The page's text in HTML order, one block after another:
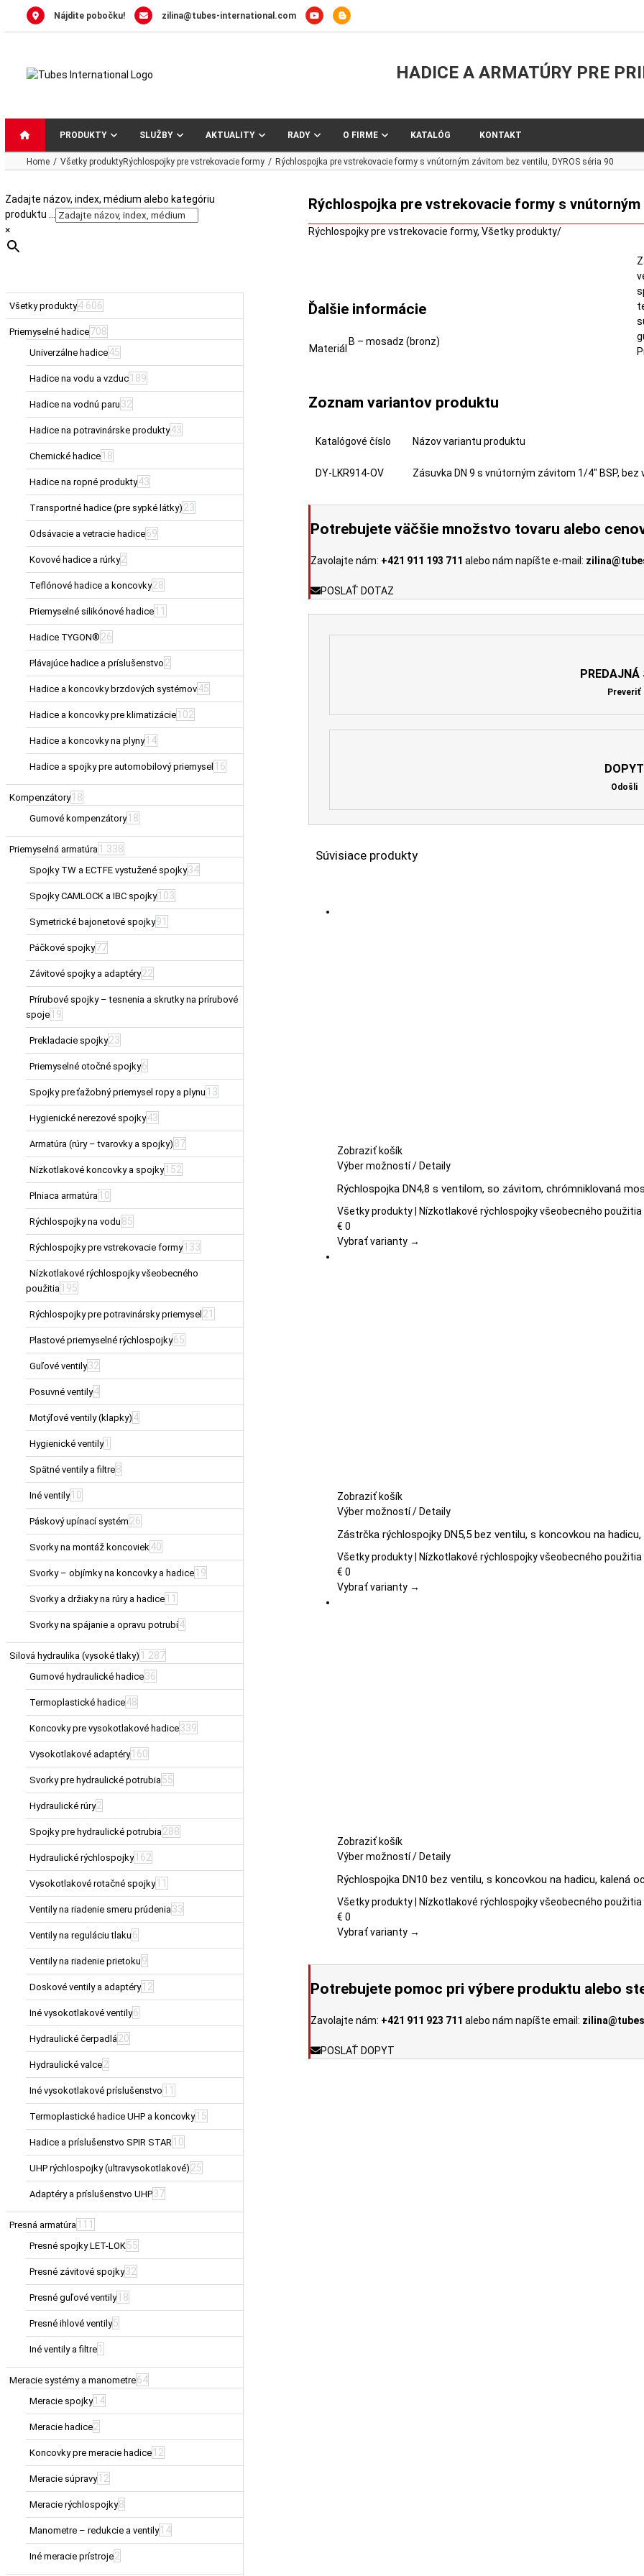
Nájdite pobočku! zilina@tubes-international.com
HADICE A ARMATÚRY PRE
PRODUKTY SLUŽBY AKTUALITY RADY O FIRME KATALÓG KONTAKT
Home Všetky produktyRýchlospojky pre vstrekovacie formy Rýchlospojka pre vstrekovacie formy s vnútorným závitom bez ventilu, DYROS séria 90
Rýchlospojka pre vstrekovacie formy s vnútorným
Rýchlospojky pre vstrekovacie formy,Všetky produkty/
Ďalšie informácie
Materiál
B – mosadz (bronz)
Zoznam variantov produktu
Katalógové číslo Názov variantu produktu
DY-LKR914-OV Zásuvka DN 9 s vnútorným závitom 1/4" BSP, bez
Potrebujete väčšie množstvo tovaru alebo
Zavolajte nám: +421 911 193 711 alebo nám napíšte e-mail:
POSLAŤ DOTAZ
PREDAJNÁ
Preveriť
DOPYT
Odošli
Súvisiace produkty
Zobraziť košík
Výber možností Tento
má
viacero
Možnosti
/ Detaily
Rýchlospojka DN4,8 s ventilom, so závitom, chrómniklovaná
Všetky produkty | Nízkotlakové rýchlospojky všeobecného použitia
€ 0
Vybrať varianty →
Zobraziť košík
Výber možností Tento
má
viacero
Možnosti
/Detaily
Zástrčka rýchlospojky DN5,5 bez ventilu, s koncovkou na
Všetky produkty | Nízkotlakové rýchlospojky všeobecného použitia
€ 0
Vybrať varianty →
Zobraziť košík
Výber možností Tento
má
viacero
Možnosti
na
produktu.
/ Detaily
Rýchlospojka DN10 bez ventilu, s koncovkou na hadicu, kalená
Všetky produkty | Nízkotlakové rýchlospojky všeobecného použitia
€ 0
Vybrať varianty →
Potrebujete pomoc pri výbere produktu alebo
Zavolajte nám: +421 911 923 711 alebo nám napíšte email:
POSLAŤ DOPYT
Zadajte názov, index, médium alebo kategóriu
produktu …
×
Všetky produkty4 606
Priemyselné hadice708
Univerzálne hadice45
Hadice na vodu a vzduc 189
Hadice na vodnú paru 32
Hadice na potravinárske produkty43
Chemické hadice 18
Hadice na ropné produkty43
Transportné hadice (pre sypké látky) 23
Odsávacie a vetracie hadice69
Kovové hadice a rúrky2
Teflónové hadice a koncovky28
Priemyselné silikónové hadice 11
Hadice TYGON® 26
Plávajúce hadice a príslušenstvo 2
Hadice a koncovky brzdových systémov45
Hadice a koncovky pre klimatizácie 102
Hadice a koncovky na plyny 14
Hadice a spojky pre automobilový priemysel 16
Kompenzátory 18
Gumové kompenzátory 18
Priemyselná armatúra 1 338
Spojky TW a ECTFE vystužené spojky34
Spojky CAMLOCK a IBC spojky 103
Symetrické bajonetové spojky91
Páčkové spojky77
Závitové spojky a adaptéry22
Prírubové spojky – tesnenia a skrutky na prírubové
spoje 19
Prekladacie spojky23
Priemyselné otočné spojky6
Spojky pre ťažobný priemysel ropy a plynu 13
Hygienické nerezové spojky43
Armatúra (rúry – tvarovky a spojky) 87
Nízkotlakové koncovky a spojky 152
Plniaca armatúra 10
Rýchlospojky na vodu 85
Rýchlospojky pre vstrekovacie formy 133
Nízkotlakové rýchlospojky všeobecného
použitia 195
Rýchlospojky pre potravinársky priemysel 21
Plastové priemyselné rýchlospojky65
Guľové ventily32
Posuvné ventily4
Motýľové ventily (klapky) 4
Hygienické ventily 1
Spätné ventily a filtre8
Iné ventily 10
Páskový upínací systém 26
Svorky na montáž koncoviek 40
Svorky – objímky na koncovky a hadice 19
Svorky a držiaky na rúry a hadice 11
Svorky na spájanie a opravu potrubí4
Silová hydraulika (vysoké tlaky) 1 287
Gumové hydraulické hadice36
Termoplastické hadice48
Koncovky pre vysokotlakové hadice339
Vysokotlakové adaptéry 160
Svorky pre hydraulické potrubia 55
Hydraulické rúry2
Spojky pre hydraulické potrubia 288
Hydraulické rýchlospojky 162
Vysokotlakové rotačné spojky 11
Ventily na riadenie smeru prúdenia 33
Ventily na reguláciu tlaku 6
Ventily na riadenie prietoku 9
Doskové ventily a adaptéry 12
Iné vysokotlakové ventily6
Hydraulické čerpadlá 20
Hydraulické valce2
Iné vysokotlakové príslušenstvo 11
Termoplastické hadice UHP a koncovky 15
Hadice a príslušenstvo SPIR STAR 10
UHP rýchlospojky (ultravysokotlakové) 25
Adaptéry a príslušenstvo UHP37
Presná armatúra 111
Presné spojky LET-LOK55
Presné závitové spojky32
Presné guľové ventily 18
Presné ihlové ventily5
Iné ventily a filtre 1
Meracie systémy a manometre64
Meracie spojky 14
Meracie hadice2
Koncovky pre meracie hadice 12
Meracie súpravy 12
Meracie rýchlospojky8
Manometre – redukcie a ventily 14
Iné meracie prístroje2